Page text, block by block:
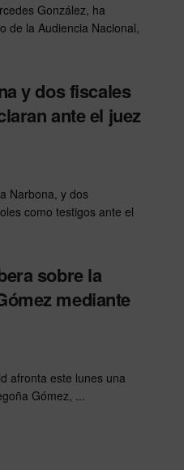
González, ha
de la Audiencia Nacional,
y dos fiscales
ante el juez
Narbona, y dos
como testigos ante el
sobre la
mediante
afronta este lunes una
Gómez, ...